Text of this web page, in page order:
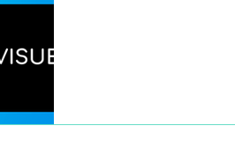
FORMATION